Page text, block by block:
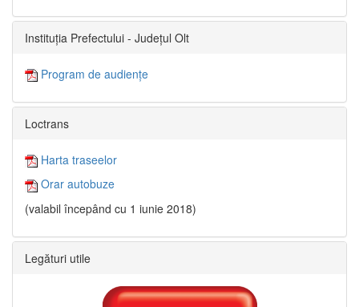
Instituția Prefectului - Județul Olt
Program de audiențe
Loctrans
Harta traseelor
Orar autobuze
(valabil începând cu 1 iunie 2018)
Legături utile